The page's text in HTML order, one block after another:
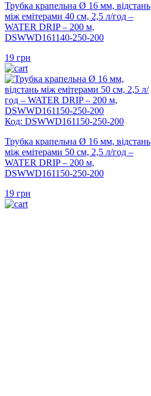
Трубка крапельна Ø 16 мм, відстань
між емітерами 40 см, 2,5 л/год –
WATER DRIP – 200 м,
DSWWD161140-250-200
19 грн
Код: DSWWD161150-250-200
Трубка крапельна Ø 16 мм, відстань
між емітерами 50 см, 2,5 л/год –
WATER DRIP – 200 м,
DSWWD161150-250-200
19 грн